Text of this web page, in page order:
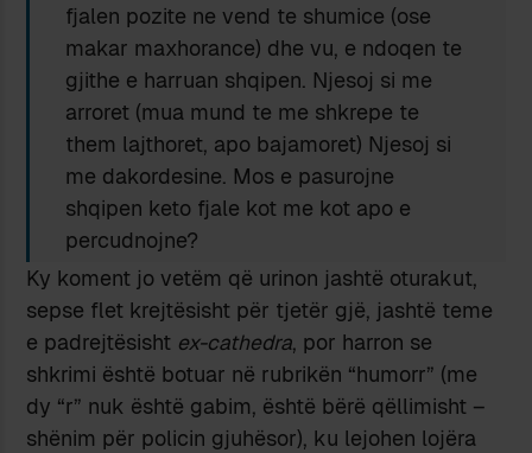
fjalen pozite ne vend te shumice (ose
makar maxhorance) dhe vu, e ndoqen te
gjithe e harruan shqipen. Njesoj si me
arroret (mua mund te me shkrepe te
them lajthoret, apo bajamoret) Njesoj si
me dakordesine. Mos e pasurojne
shqipen keto fjale kot me kot apo e
percudnojne?
Ky koment jo vetëm që urinon jashtë oturakut,
sepse flet krejtësisht për tjetër gjë, jashtë teme
e padrejtësisht ex-cathedra, por harron se
shkrimi është botuar në rubrikën “humorr” (me
dy “r” nuk është gabim, është bërë qëllimisht –
shënim për policin gjuhësor), ku lejohen lojëra